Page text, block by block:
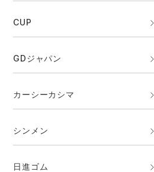
CUP
GDジャパン
カーシーカシマ
シンメン
日進ゴム